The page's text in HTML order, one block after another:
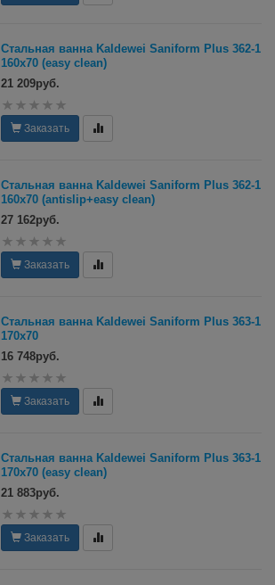
Стальная ванна Kaldewei Saniform Plus 362-1
160х70 (easy clean)
21 209руб.
Заказать
Стальная ванна Kaldewei Saniform Plus 362-1
160х70 (antislip+easy clean)
27 162руб.
Заказать
Стальная ванна Kaldewei Saniform Plus 363-1
170х70
16 748руб.
Заказать
Стальная ванна Kaldewei Saniform Plus 363-1
170х70 (easy clean)
21 883руб.
Заказать